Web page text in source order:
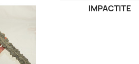
IMPACTITE